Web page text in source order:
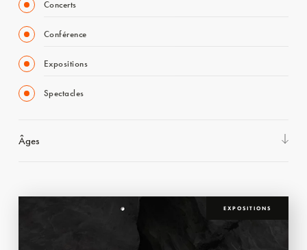
Concerts
Conférence
Expositions
Spectacles
Âges
EXPOSITIONS